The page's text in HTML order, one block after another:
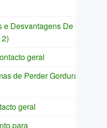
e Desvantagens De
geral
de Perder Gordura
geral
para